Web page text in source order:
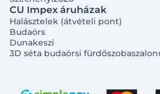
CU Impex áruházak
Halásztelek (átvételi pont)
Budaörs
Dunakeszi
3D séta budaörsi